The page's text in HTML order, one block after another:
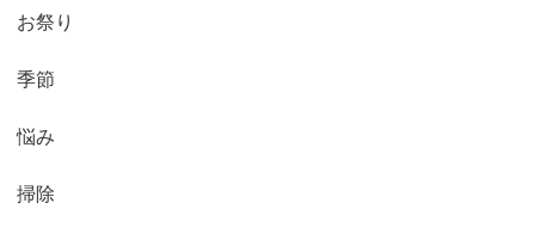
お祭り
季節
悩み
掃除